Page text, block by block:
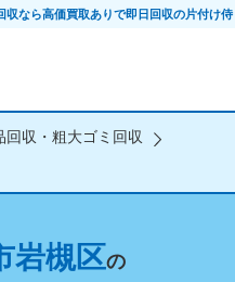
収なら高価買取ありで即日回収の片付け侍
回収・粗大ゴミ回収
岩槻区の